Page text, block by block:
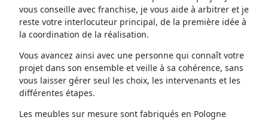
vous conseille avec franchise, je vous aide à arbitrer et je
reste votre interlocuteur principal, de la première idée à
la coordination de la réalisation.
Vous avancez ainsi avec une personne qui connaît votre
projet dans son ensemble et veille à sa cohérence, sans
vous laisser gérer seul les choix, les intervenants et les
différentes étapes.
Les meubles sur mesure sont fabriqués en Pologne